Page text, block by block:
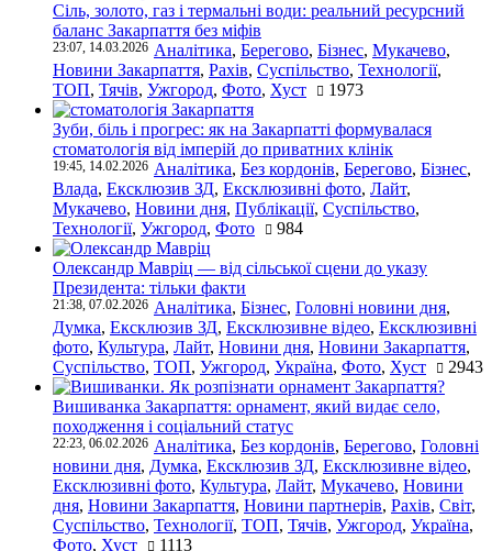
Сіль, золото, газ і термальні води: реальний ресурсний
баланс Закарпаття без міфів
23:07, 14.03.2026 Аналітика, Берегово, Бізнес, Мукачево,
Новини Закарпаття, Рахів, Суспільство, Технології,
ТОП, Тячів, Ужгород, Фото, Хуст 1973
Зуби, біль і прогрес: як на Закарпатті формувалася
стоматологія від імперій до приватних клінік
19:45, 14.02.2026 Аналітика, Без кордонів, Берегово, Бізнес,
Влада, Ексклюзив ЗД, Ексклюзивні фото, Лайт,
Мукачево, Новини дня, Публікації, Суспільство,
Технології, Ужгород, Фото 984
Олександр Мавріц — від сільської сцени до указу
Президента: тільки факти
21:38, 07.02.2026 Аналітика, Бізнес, Головні новини дня,
Думка, Ексклюзив ЗД, Ексклюзивне відео, Ексклюзивні
фото, Культура, Лайт, Новини дня, Новини Закарпаття,
Суспільство, ТОП, Ужгород, Україна, Фото, Хуст 2943
Вишиванка Закарпаття: орнамент, який видає село,
походження і соціальний статус
22:23, 06.02.2026 Аналітика, Без кордонів, Берегово, Головні
новини дня, Думка, Ексклюзив ЗД, Ексклюзивне відео,
Ексклюзивні фото, Культура, Лайт, Мукачево, Новини
дня, Новини Закарпаття, Новини партнерів, Рахів, Світ,
Суспільство, Технології, ТОП, Тячів, Ужгород, Україна,
Фото, Хуст 1113